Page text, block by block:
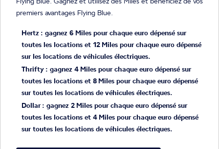
premiers avantages Flying Blue.
Hertz : gagnez 6 Miles pour chaque euro dépensé sur
toutes les locations et 12 Miles pour chaque euro dépensé
sur les locations de véhicules électriques.
Thrifty : gagnez 4 Miles pour chaque euro dépensé sur
toutes les locations et 8 Miles pour chaque euro dépensé
sur toutes les locations de véhicules électriques.
Dollar : gagnez 2 Miles pour chaque euro dépensé sur
toutes les locations et 4 Miles pour chaque euro dépensé
sur toutes les locations de véhicules électriques.